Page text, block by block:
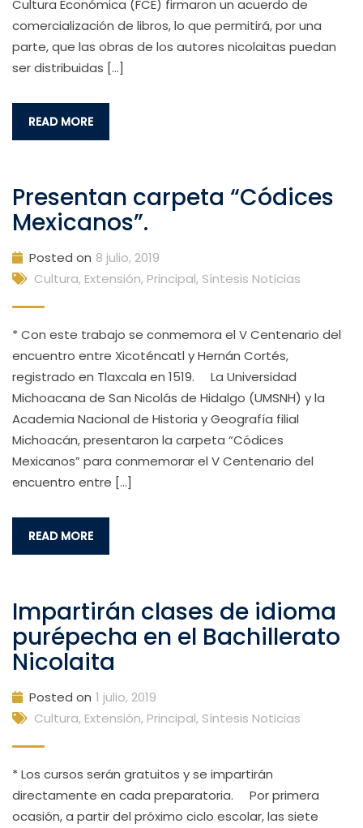
Cultura Económica (FCE) firmaron un acuerdo de
comercialización de libros, lo que permitirá, por una
parte, que las obras de los autores nicolaitas puedan
ser distribuidas […]
READ MORE
Presentan carpeta “Códices
Mexicanos”.
Posted on 8 julio, 2019
Cultura, Extensión, Principal, Síntesis Noticias
* Con este trabajo se conmemora el V Centenario del
encuentro entre Xicoténcatl y Hernán Cortés,
registrado en Tlaxcala en 1519. La Universidad
Michoacana de San Nicolás de Hidalgo (UMSNH) y la
Academia Nacional de Historia y Geografía filial
Michoacán, presentaron la carpeta “Códices
Mexicanos” para conmemorar el V Centenario del
encuentro entre […]
READ MORE
Impartirán clases de idioma
purépecha en el Bachillerato
Nicolaita
Posted on 1 julio, 2019
Cultura, Extensión, Principal, Síntesis Noticias
* Los cursos serán gratuitos y se impartirán
directamente en cada preparatoria. Por primera
ocasión, a partir del próximo ciclo escolar, las siete